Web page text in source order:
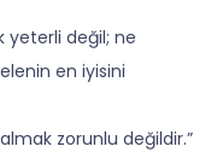
yeterli değil; ne
en iyisini
zorunlu değildir.”